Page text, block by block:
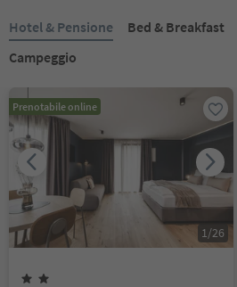
Hotel & Pensione Bed & Breakfast
Campeggio
Prenotabile online
1/26